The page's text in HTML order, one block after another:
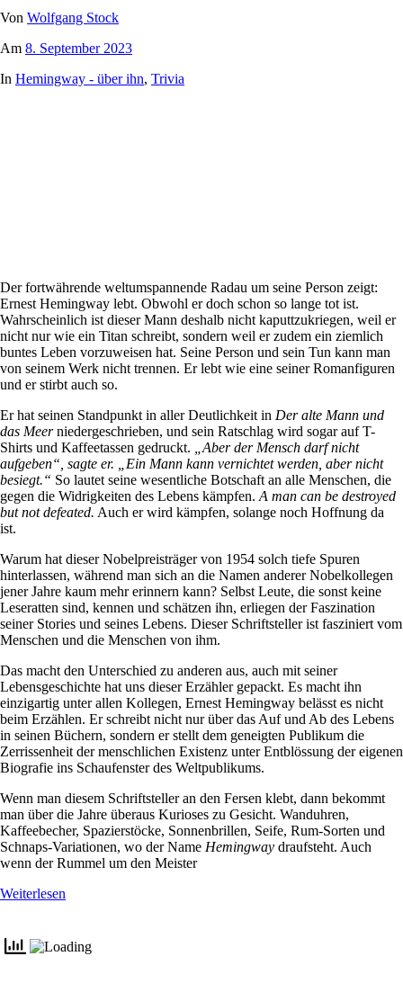
Von Wolfgang Stock
Am 8. September 2023
In Hemingway - über ihn, Trivia
Der fortwährende weltumspannende Radau um seine Person zeigt:
Ernest Hemingway lebt. Obwohl er doch schon so lange tot ist.
Wahrscheinlich ist dieser Mann deshalb nicht kaputtzukriegen, weil er
nicht nur wie ein Titan schreibt, sondern weil er zudem ein ziemlich
buntes Leben vorzuweisen hat. Seine Person und sein Tun kann man
von seinem Werk nicht trennen. Er lebt wie eine seiner Romanfiguren
und er stirbt auch so.
Er hat seinen Standpunkt in aller Deutlichkeit in Der alte Mann und
das Meerniedergeschrieben, und sein Ratschlag wird sogar auf T-
Shirts und Kaffeetassen gedruckt.
„Aber der Mensch darf nicht
aufgeben“, sagte er. „Ein Mann kann vernichtet werden, aber nicht
besiegt.“ So lautet seine wesentliche Botschaft an alle Menschen, die
gegen die Widrigkeiten des Lebens kämpfen. A man can be destroyed
but not defeated. Auch er wird kämpfen, solange noch Hoffnung da
ist.
Warum hat dieser Nobelpreisträger von 1954 solch tiefe Spuren
hinterlassen, während man sich an die Namen anderer Nobelkollegen
jener Jahre kaum mehr erinnern kann? Selbst Leute, die sonst keine
Leseratten sind, kennen und schätzen ihn, erliegen der Faszination
seiner Stories und seines Lebens. Dieser Schriftsteller ist fasziniert vom
Menschen und die Menschen von ihm.
Das macht den Unterschied zu anderen aus, auch mit seiner
Lebensgeschichte hat uns dieser Erzähler gepackt. Es macht ihn
einzigartig unter allen Kollegen, Ernest Hemingway belässt es nicht
beim Erzählen. Er schreibt nicht nur über das Auf und Ab des Lebens
in seinen Büchern, sondern er stellt dem geneigten Publikum die
Zerrissenheit der menschlichen Existenz unter Entblössung der eigenen
Biografie ins Schaufenster des Weltpublikums.
Wenn man diesem Schriftsteller an den Fersen klebt, dann bekommt
man über die Jahre überaus Kurioses zu Gesicht. Wanduhren,
Kaffeebecher, Spazierstöcke, Sonnenbrillen, Seife, Rum-Sorten und
Schnaps-Variationen, wo der Name Hemingway draufsteht. Auch
wenn der Rummel um den Meister
Weiterlesen